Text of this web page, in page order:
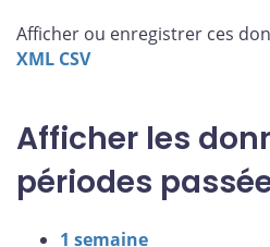
Afficher ou enregistrer ces
XML CSV
Afficher les
périodes
1 semaine